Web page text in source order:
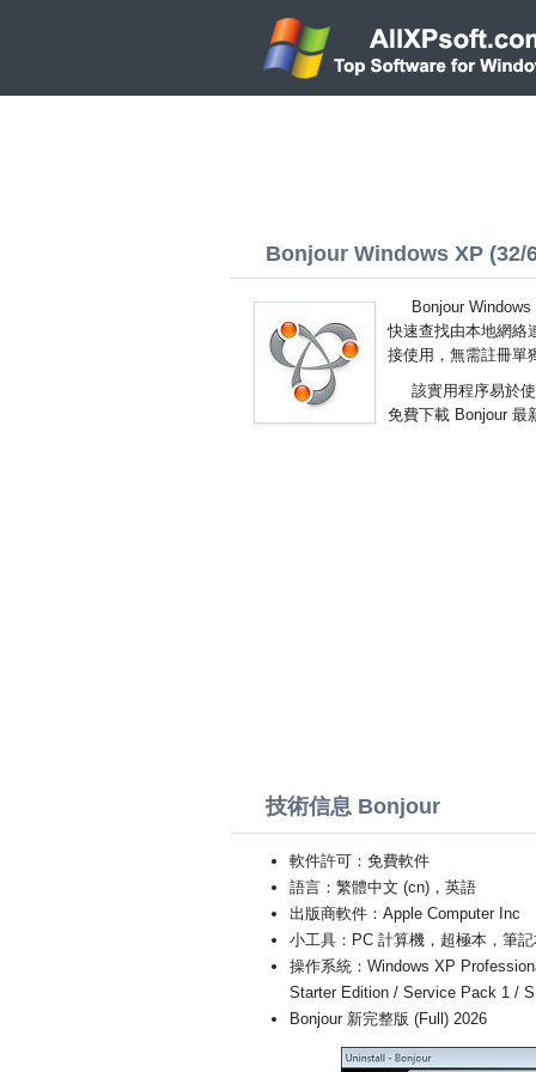
Bonjour Windows XP (32/
Bonjour
快速查找由本地網絡
接使用，無需註冊單
該實用程序易於
免費下載 Bonjour 最
技術信息 Bonjour
軟件許可：免費軟件
語言：繁體中文 (cn)，英語
出版商軟件：Apple Computer Inc
小工具：PC 計算機，超極本，筆
操作系統：Windows XP
Starter Edition / Service Pack 1 /
Bonjour 新完整版 (Full) 2026